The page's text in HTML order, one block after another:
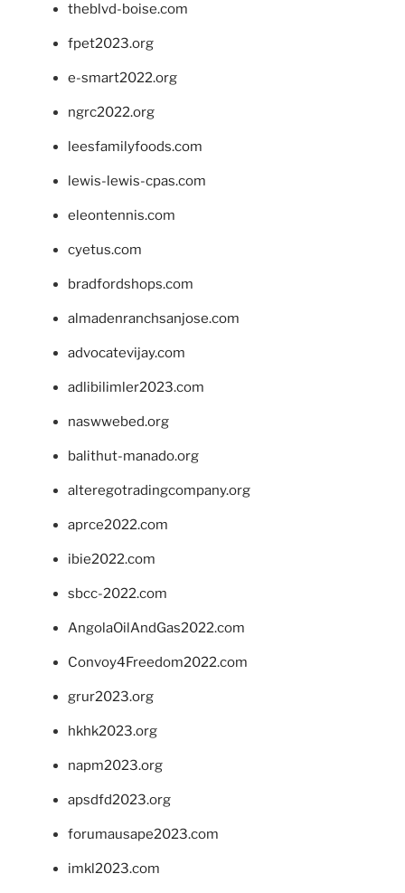
theblvd-boise.com
fpet2023.org
e-smart2022.org
ngrc2022.org
leesfamilyfoods.com
lewis-lewis-cpas.com
eleontennis.com
cyetus.com
bradfordshops.com
almadenranchsanjose.com
advocatevijay.com
adlibilimler2023.com
naswwebed.org
balithut-manado.org
alteregotradingcompany.org
aprce2022.com
ibie2022.com
sbcc-2022.com
AngolaOilAndGas2022.com
Convoy4Freedom2022.com
grur2023.org
hkhk2023.org
napm2023.org
apsdfd2023.org
forumausape2023.com
imkl2023.com